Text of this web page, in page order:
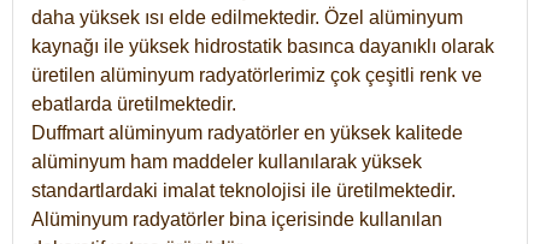
daha yüksek ısı elde edilmektedir. Özel alüminyum
kaynağı ile yüksek hidrostatik basınca dayanıklı olarak
üretilen alüminyum radyatörlerimiz çok çeşitli renk ve
ebatlarda üretilmektedir.
Duffmart alüminyum radyatörler en yüksek kalitede
alüminyum ham maddeler kullanılarak yüksek
standartlardaki imalat teknolojisi ile üretilmektedir.
Alüminyum radyatörler bina içerisinde kullanılan